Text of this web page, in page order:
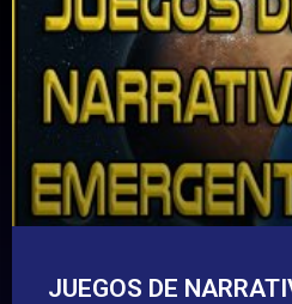
JUEGOS DE